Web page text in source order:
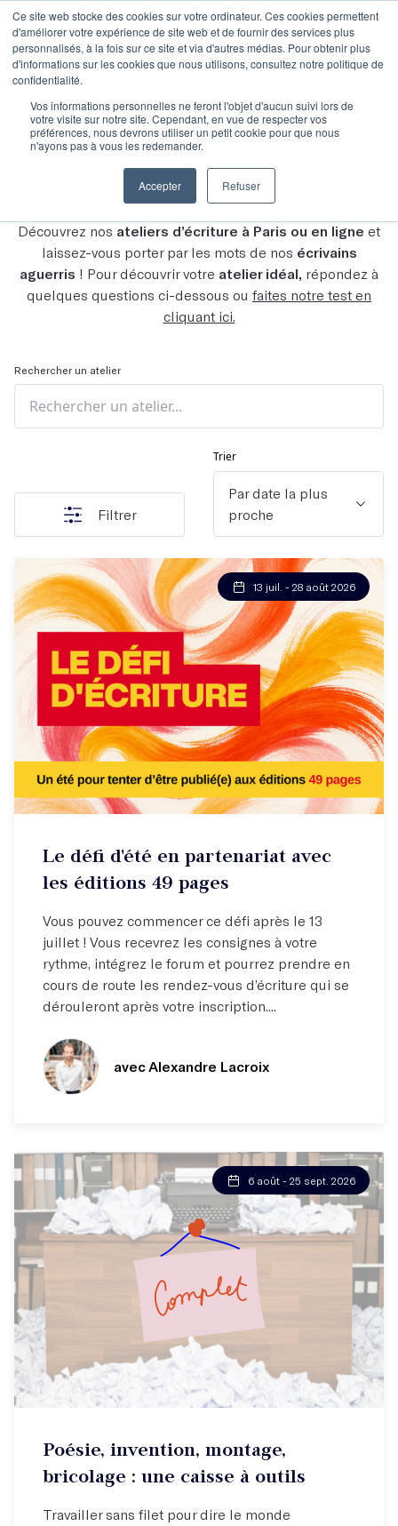
Ce site web stocke des cookies sur votre ordinateur. Ces cookies permettent
d'améliorer votre expérience de site web et de fournir des services plus
personnalisés, à la fois sur ce site et via d'autres médias. Pour obtenir plus
d'informations sur les cookies que nous utilisons, consultez notre politique de
confidentialité.
Vos informations personnelles ne feront l'objet d'aucun suivi lors de
votre visite sur notre site. Cependant, en vue de respecter vos
préférences, nous devrons utiliser un petit cookie pour que nous
n'ayons pas à vous les redemander.
Accepter Refuser
Découvrez tous nos
ateliers
Découvrez nos ateliers d’écriture à Paris ou en ligne et
laissez-vous porter par les mots de nos écrivains
aguerris ! Pour découvrir votre atelier idéal, répondez à
quelques questions ci-dessous ou faites notre test en
cliquant ici.
Rechercher un atelier
Filtrer
Trier
Par date la plus
proche
Une publication potentielle à la clé !
13 juil. - 28 août 2026
Le défi d'été en partenariat avec
les éditions 49 pages
Vous pouvez commencer ce défi après le 13
juillet ! Vous recevrez les consignes à votre
rythme, intégrez le forum et pourrez prendre en
cours de route les rendez-vous d’écriture qui se
dérouleront après votre inscription....
avec Alexandre Lacroix
6 août - 25 sept. 2026
Poésie, invention, montage,
bricolage : une caisse à outils
Travailler sans filet pour dire le monde